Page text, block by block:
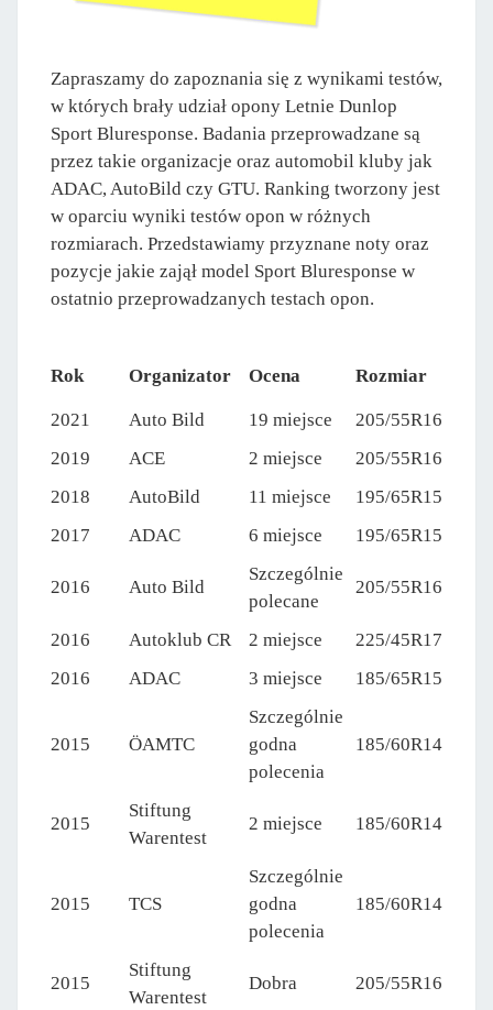
Zapraszamy do zapoznania się z wynikami testów,
w których brały udział opony Letnie Dunlop
Sport Bluresponse. Badania przeprowadzane są
przez takie organizacje oraz automobil kluby jak
ADAC, AutoBild czy GTU. Ranking tworzony jest
w oparciu wyniki testów opon w różnych
rozmiarach. Przedstawiamy przyznane noty oraz
pozycje jakie zajął model Sport Bluresponse w
ostatnio przeprowadzanych testach opon.
Rok Organizator Ocena Rozmiar
2021 Auto Bild 19 miejsce
205/55R16
2019
ACE 2 miejsce
205/55R16
2018
AutoBild 11 miejsce
195/65R15
2017
ADAC 6 miejsce 195/65R15
2016 Auto Bild
Szczególnie
polecane
205/55R16
2016 Autoklub CR 2 miejsce
225/45R17
2016
ADAC 3 miejsce 185/65R15
2015 ÖAMTC
Szczególnie
godna
polecenia
185/60R14
2015
Stiftung
Warentest
2 miejsce 185/60R14
2015 TCS
Szczególnie
godna
polecenia
185/60R14
2015
Stiftung
Warentest
Dobra 205/55R16